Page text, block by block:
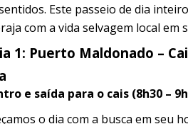
Este passeio de dia
com a vida selvagem local em
1: Puerto Maldonado –
e saída para o cais (8h30 –
o dia com a busca em seu